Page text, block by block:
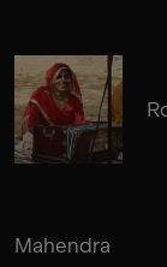
Mahendra